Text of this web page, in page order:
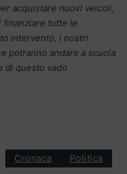
acquistare nuovi veicoli,
finanziare tutte le
intervento, i nostri
potranno andare a scuola
di questo vado
Cronaca Politica